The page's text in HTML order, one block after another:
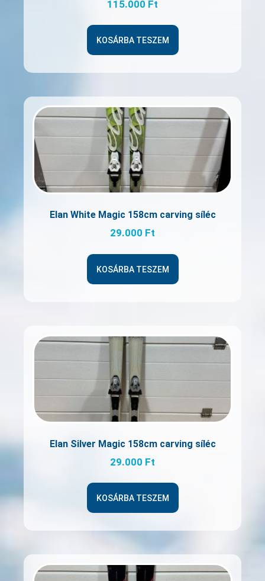
115.000 Ft
KOSÁRBA TESZEM
Elan White Magic 158cm carving síléc
29.000 Ft
KOSÁRBA TESZEM
Elan Silver Magic 158cm carving síléc
29.000 Ft
KOSÁRBA TESZEM